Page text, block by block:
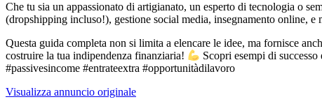
Che tu sia un appassionato di artigianato, un esperto di tecnologia o
(dropshipping incluso!), gestione social media, insegnamento online,
Questa guida completa non si limita a elencare le idee, ma fornisce
costruire la tua indipendenza finanziaria!
Scopri esempi di
#passivesincome #entrateextra #opportunitàdilavoro
Visualizza annuncio originale